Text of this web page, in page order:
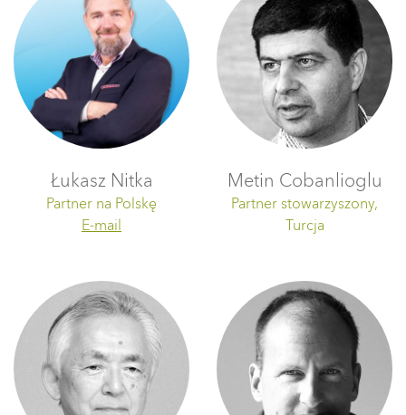
Łukasz Nitka
Partner na Polskę
E-mail
Metin Cobanlioglu
Partner stowarzyszony,
Turcja